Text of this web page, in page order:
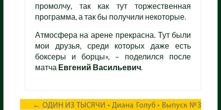
промолчу, так как тут торжественная
программа, а так бы получили некоторые.
Атмосфера на арене прекрасна. Тут были
мои друзья, среди которых даже есть
боксеры и борцы», – поделился после
матча Евгений Васильевич.
← ОДИН ИЗ ТЫСЯЧИ • Диана Голуб • Выпуск №3